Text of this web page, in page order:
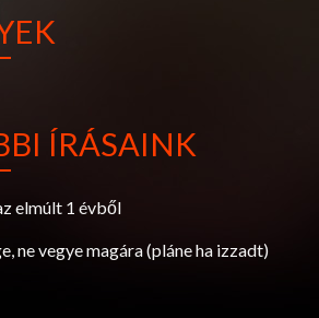
ÍRÁSAINK
elmúlt 1 évből
ne vegye magára (pláne ha izzadt)